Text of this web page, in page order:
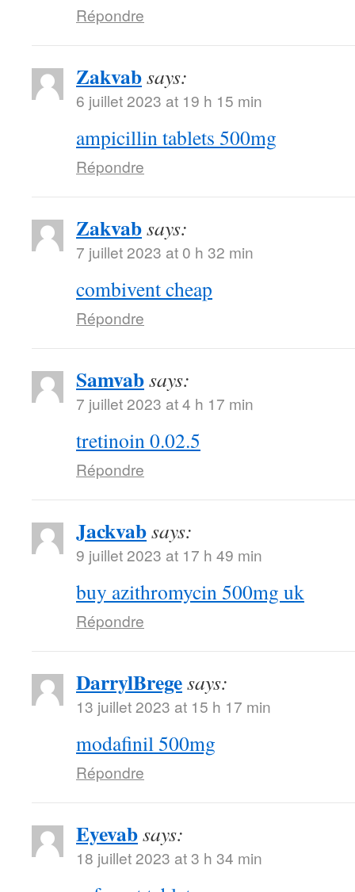
Répondre
Zakvabsays:
6 juillet 2023 at 19 h 15 min
ampicillin tablets 500mg
Répondre
Zakvabsays:
7 juillet 2023 at 0 h 32 min
combivent cheap
Répondre
Samvabsays:
7 juillet 2023 at 4 h 17 min
tretinoin 0.02.5
Répondre
Jackvabsays:
9 juillet 2023 at 17 h 49 min
buy azithromycin 500mg uk
Répondre
DarrylBregesays:
13 juillet 2023 at 15 h 17 min
modafinil 500mg
Répondre
Eyevabsays:
18 juillet 2023 at 3 h 34 min